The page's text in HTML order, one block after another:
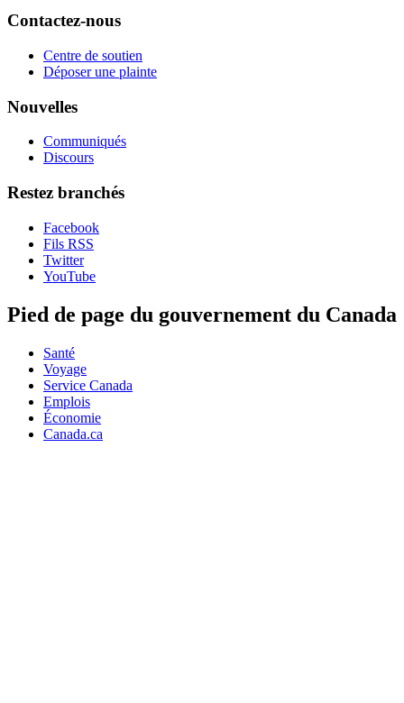
Contactez-nous
Centre de soutien
Déposer une plainte
Nouvelles
Communiqués
Discours
Restez branchés
Facebook
Fils RSS
Twitter
YouTube
Pied de page du gouvernement du Canada
Santé
Voyage
Service Canada
Emplois
Économie
Canada.ca